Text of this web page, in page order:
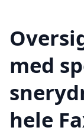
med
hele